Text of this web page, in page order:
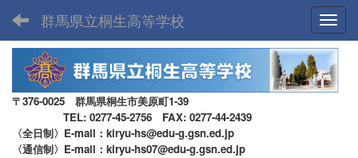
群馬県立桐生高等学校
〒376-0025 群馬県桐生市美原町1-39
TEL: 0277-45-2756 FAX: 0277-44-2439
〈全日制〉E-mail：kiryu-hs@edu-g.gsn.ed.jp
〈通信制〉E-mail：kiryu-hs07@edu-g.gsn.ed.jp